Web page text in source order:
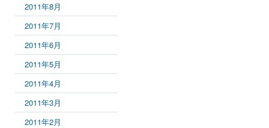
2011年8月
2011年7月
2011年6月
2011年5月
2011年4月
2011年3月
2011年2月